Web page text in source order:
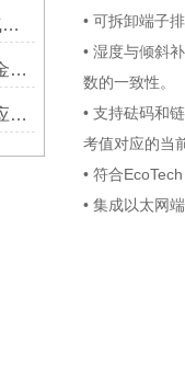
7MH4138-6AA00-0BA0的底气：这些核心功能，让精准称重不再是难题
西门子皮带秤在山东黄金新立金矿的成功应用
以下是微波雷达物位计的主要应用领域及具体场景分析
• 可拆卸端子
• 湿度与倾斜
数的一致性。
• 支持砝码和
考值对应的当
• 符合
• 集成以太网